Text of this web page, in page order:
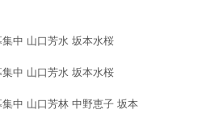
中 山口芳水 坂本水桜
中 山口芳水 坂本水桜
中 山口芳林 中野恵子 坂本